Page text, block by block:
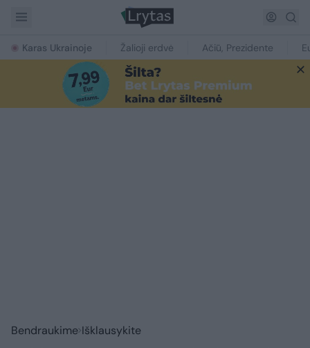
Karas Ukrainoje Žalioji erdvė Ačiū, Prezidente
Bendraukime Išklausykite